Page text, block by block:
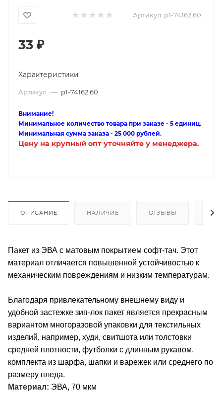
Артикул: p1-74162.60
33 ₽
Характеристики
Артикул — p1-74162.60
Внимание!
Минимальное количество товара при заказе - 5 единиц.
Минимальная сумма заказа - 25 000 рублей.
Цену на крупный опт уточняйте у менеджера.
ОПИСАНИЕ НАЛИЧИЕ ОТЗЫВЫ
Пакет из ЭВА с матовым покрытием софт-тач. Этот
материал отличается повышенной устойчивостью к
механическим повреждениям и низким температурам.
Благодаря привлекательному внешнему виду и
удобной застежке зип-лок пакет является прекрасным
вариантом многоразовой упаковки для текстильных
изделий, например, худи, свитшота или толстовки
средней плотности, футболки с длинным рукавом,
комплекта из шарфа, шапки и варежек или среднего по
размеру пледа.
Материал: ЭВА, 70 мкм